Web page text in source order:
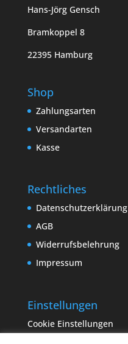
Hans-Jörg Gensch
Bramkoppel 8
22395 Hamburg
Shop
Zahlungsarten
Versandarten
Kasse
Rechtliches
Datenschutzerklärung
AGB
Widerrufsbelehrung
Impressum
Einstellungen
Cookie Einstellungen